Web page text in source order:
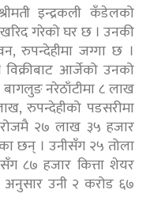
इन्द्रकली कँडेलको
गरेको घर छ । उनकी
रुपन्देहीमा जग्गा छ ।
आर्जेको उनको
नरेठाँटीमा ८ लाख
रुपन्देहीको पडसरीमा
२७ लाख ३५ हजार
छन् । उनीसँग २५ तोला
८७ हजार कित्ता शेयर
उनी २ करोड ६७